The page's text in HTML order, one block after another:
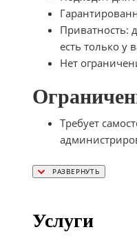
Приватность:
есть только у
Нет
Требует
Услуги